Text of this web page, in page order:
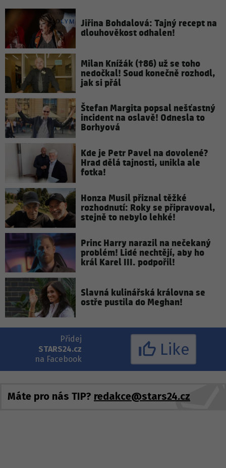
Jiřina Bohdalová: Tajný recept na
dlouhověkost odhalen!
Milan Knížák (†86) už se toho
nedočkal! Soud konečně rozhodl,
jak si přál
Štefan Margita popsal nešťastný
incident na oslavě! Odnesla to
Borhyová
Kde je Petr Pavel na dovolené?
Hrad dělá tajnosti, unikla ale
fotka!
Honza Musil přiznal těžké
rozhodnutí: Roky se připravoval,
stejně to nebylo lehké!
Princ Harry narazil na nečekaný
problém! Lidé nechtějí, aby ho
král Karel III. podpořil!
Slavná kulinářská královna se
ostře pustila do Meghan!
Přidej
STARS24.cz
na Facebook
Like
Máte pro nás TIP? redakce@stars24.cz